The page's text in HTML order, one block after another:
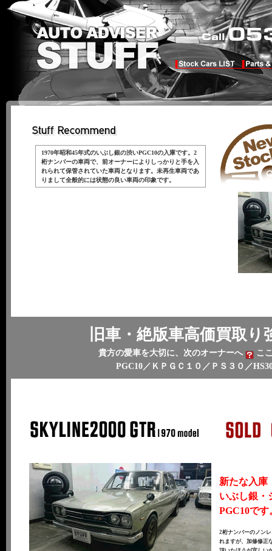
1970年昭和45年式のいぶし銀の渋いPGC10の入庫です。2
桁ナンバーの車両で、前オーナーによりしっかりと手を入
れられて保管されていた車両となります。未再生車両であ
りまして全般的には状態の良い車両の印象です。
旧車・絶版車高価買取り
貴方の愛車を大切に、次のオーナーへ
こ
PGC10／ＫＰＧＣ１０／ＰＳ３０／
新たな入庫
いぶし銀・
PGC10です
2桁ナンバーのノン
れますが、加修修正